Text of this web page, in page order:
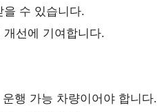
수 있습니다.
선에 기여합니다.
행 가능 차량이어야 합니다.